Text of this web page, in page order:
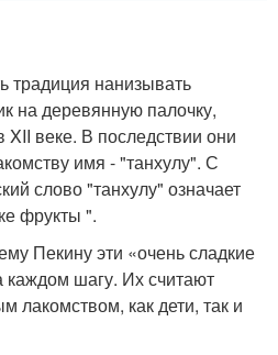
традиция нанизывать
на деревянную палочку,
веке. В последствии они
имя - "танхулу". С
слово "танхулу" означает
фрукты ".
Пекину эти «очень сладкие
шагу. Их считают
как дети, так и